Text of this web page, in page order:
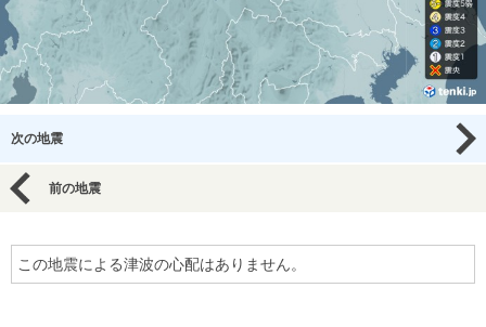
次の地震
前の地震
この地震による津波の心配はありません。